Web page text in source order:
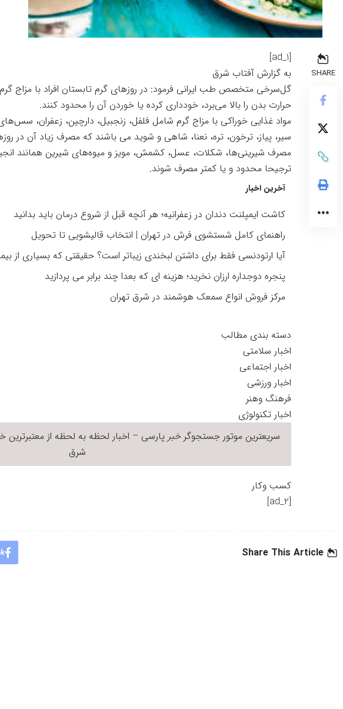
SHARE
[ad_1]
به گزارش آفتاب شرق
گل‌‌سرخی متخصص طب ایرانی فرمود: در روزهای گرم تابستان افراد با مزاج
حرارت بدن را بالا می‌برد، خودداری کرده یا خوردن آن را محدود کنند.
مواد غذایی خوراکی با مزاج گرم شامل فلفل، زنجبیل، دارچین، زعفران،
سیر، پیاز، ترخون، تره، نعنا، شاهی و شوید می باشند که مصرف زیاد آن در
مصرف شیرینی‌ها، شکلات، عسل، کشمش، مویز و میوه‌های شیرین همانند انجیر،
ترجیحا محدود و یا کمتر مصرف شوند.
آخرین اخبار
کاشت ایمپلنت دندان در زعفرانیه؛ هر آنچه قبل از شروع درمان باید بدانید
راهنمای کامل شستشوی فرش در تهران | انتخاب قالیشویی تا تحویل
آیا ارتودنسی فقط برای داشتن لبخندی زیباتر است؟ حقیقتی که بسیاری از
پنجره دوجداره ارزان نخرید؛ هزینه ای که بعدا چند برابر می پردازید
مرکز فروش انواع سمعک هوشمند در شرق تهران
دسته بندی مطالب
اخبار سلامتی
اخبار اجتماعی
اخبار ورزشی
فرهنگ وهنر
اخبار تکنولوژی
سریعترین موتور جستجوگر خبر پارسی – اخبار لحظه به لحظه از معتبرترین
شرق
کسب وکار
[ad_2]
Share This Article